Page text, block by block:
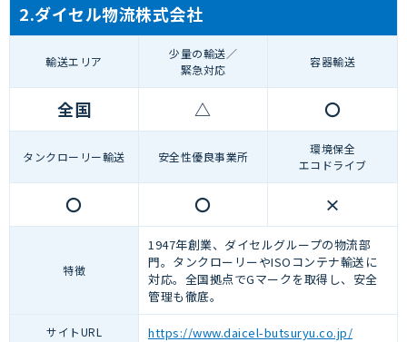
2.ダイセル物流株式会社
輸送エリア
少量の輸送／
緊急対応
容器輸送
全国 △ 〇
タンクローリー輸送 安全性優良事業所
環境保全
エコドライブ
〇 〇 ×
特徴
1947年創業、ダイセルグループの物流部
門。タンクローリーやISOコンテナ輸送に
対応。全国拠点でGマークを取得し、安全
管理も徹底。
サイトURL https://www.daicel-butsuryu.co.jp/